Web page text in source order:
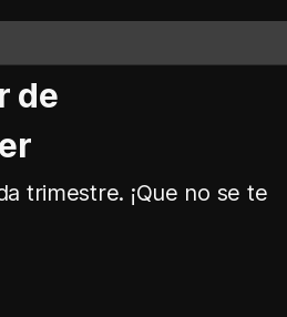
de
trimestre. ¡Que no se te